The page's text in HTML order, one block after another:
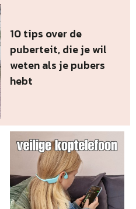
10 tips over de
puberteit, die je wil
weten als je pubers
hebt